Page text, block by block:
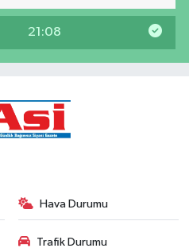
21:08
Hava Durumu
Trafik Durumu